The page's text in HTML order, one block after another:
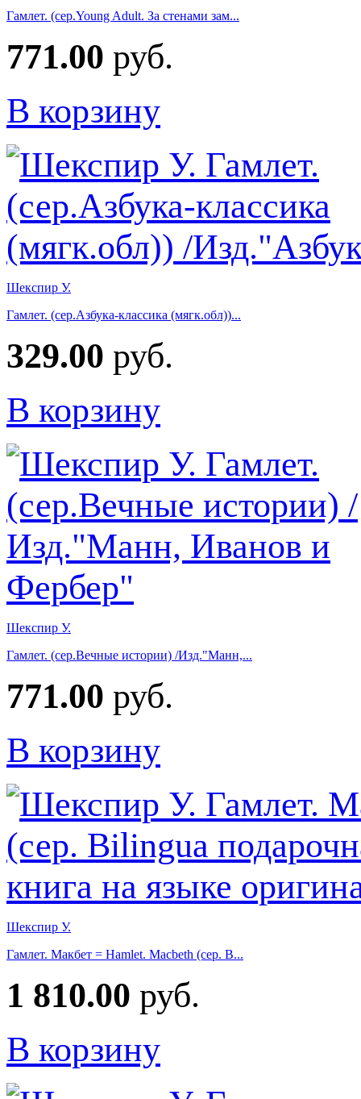
Гамлет. (сер.Young Adult. За стенами зам...
771.00 руб.
В корзину
Шекспир У.
Гамлет. (сер.Азбука-классика (мягк.обл))...
329.00 руб.
В корзину
Шекспир У.
Гамлет. (сер.Вечные истории) /Изд."Манн,...
771.00 руб.
В корзину
Шекспир У.
Гамлет. Макбет = Hamlet. Macbeth (сер. B...
1 810.00 руб.
В корзину